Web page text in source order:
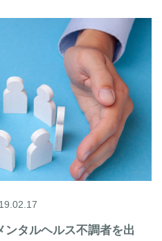
ンタルヘルス不調者を出